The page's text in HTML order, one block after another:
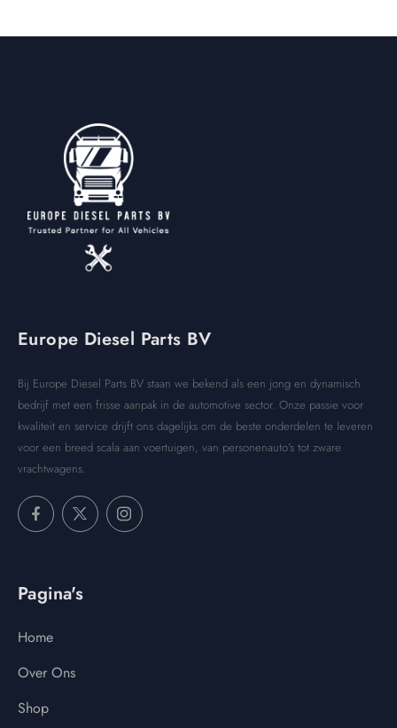
Europe Diesel Parts BV
Bij Europe Diesel Parts BV staan we bekend als een jong en dynamisch
bedrijf met een frisse aanpak in de automotive sector. Onze passie voor
kwaliteit en service drijft ons dagelijks om de beste onderdelen te leveren
voor een breed scala aan voertuigen, van personenauto’s tot zware
vrachtwagens.
Pagina's
Home
Over Ons
Shop